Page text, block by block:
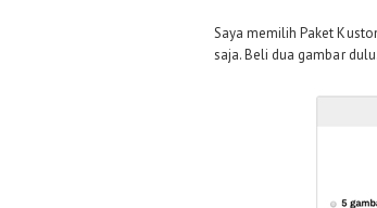
Saya memilih Paket
saja. Beli dua gambar dulu.